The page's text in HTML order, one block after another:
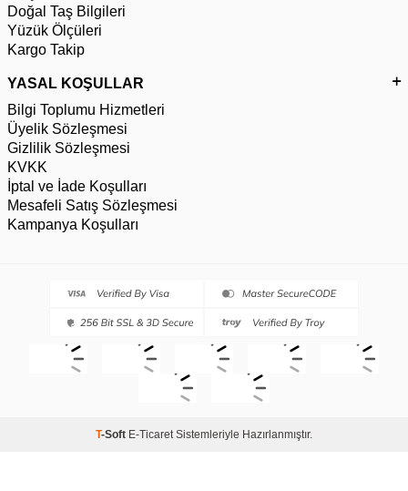
Doğal Taş Bilgileri
Yüzük Ölçüleri
Kargo Takip
YASAL KOŞULLAR
Bilgi Toplumu Hizmetleri
Üyelik Sözleşmesi
Gizlilik Sözleşmesi
KVKK
İptal ve İade Koşulları
Mesafeli Satış Sözleşmesi
Kampanya Koşulları
T-Soft E-Ticaret Sistemleriyle Hazırlanmıştır.